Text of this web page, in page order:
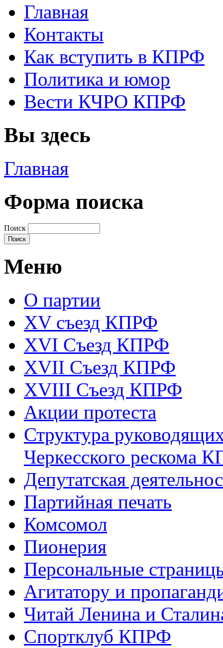
Главная
Контакты
Как вступить в КПРФ
Политика и юмор
Вести КЧРО КПРФ
Вы здесь
Главная
Форма поиска
Поиск
Меню
О партии
XV съезд КПРФ
XVI Съезд КПРФ
XVII Cъезд КПРФ
XVIII Cъезд КПРФ
Акции протеста
Структура
Черкесского рескома
Депутатская
Партийная печать
Комсомол
Пионерия
Персональные
Агитатору и
Читай Ленина и
Спортклуб КПРФ